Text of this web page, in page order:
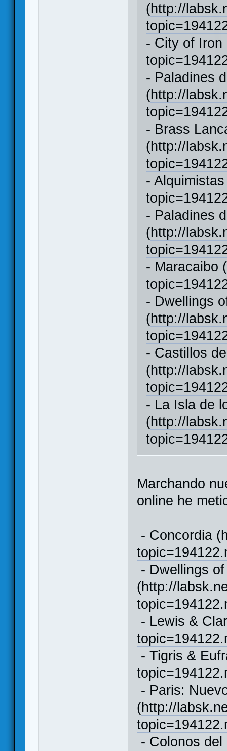
(http://
- City of Iron
- Paladines
(http://
- Brass
(http://
-
- Paladines
(http://
- Maracaibo (
- Dwellings
(http://
- Castillos
(http://
- La Isla de
(http://
Marchando
online he
- Concordia (
- Dwellings
(http://
- Lewis &
- Tigris &
- Paris:
(http://
- Colonos del